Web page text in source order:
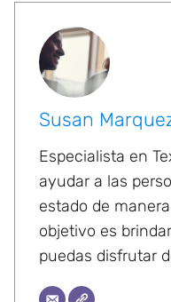
Susan
Especialista en
ayudar a las
estado de
objetivo es
puedas disfrutar